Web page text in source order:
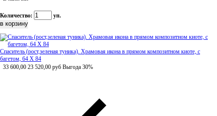
Количество: уп.
Спаситель (рост,зеленая туника). Храмовая икона в прямом композитном киоте, с
багетом, 64 Х 84
33 600,00 23 520,00 руб Выгода 30%